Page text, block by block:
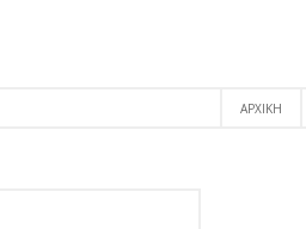
ΑΡΧΙΚΉ